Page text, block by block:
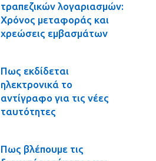
τραπεζικών λογαριασμών:
Χρόνος μεταφοράς και
χρεώσεις εμβασμάτων
Πως εκδίδεται
ηλεκτρονικά το
αντίγραφο για τις νέες
ταυτότητες
Πως βλέπουμε τις